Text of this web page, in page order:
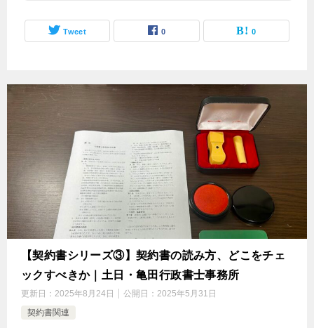
Tweet 0 0
【契約書シリーズ③】契約書の読み方、どこをチェ
ックすべきか｜土日・亀田行政書士事務所
更新日： 2025年8月24日 公開日： 2025年5月31日
契約書関連